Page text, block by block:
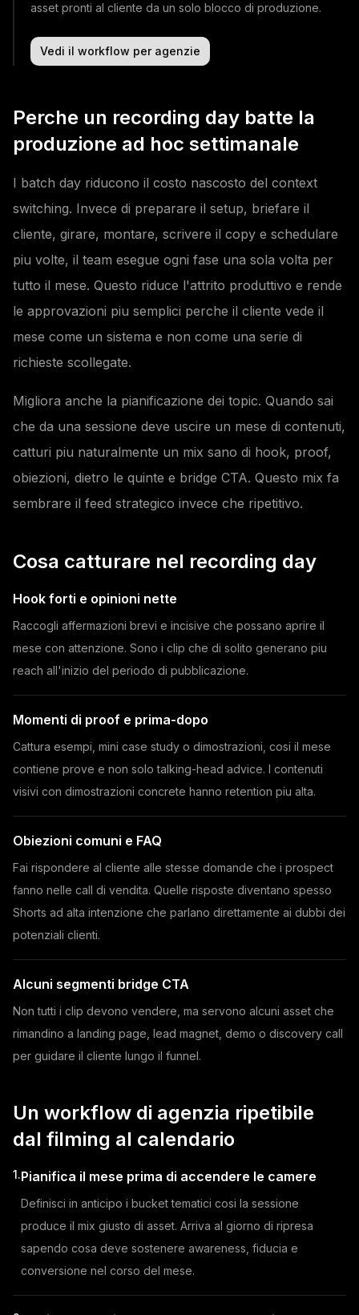
asset pronti al cliente da un solo blocco di produzione.
Vedi il workflow per agenzie
Perche un recording day batte la
produzione ad hoc settimanale
I batch day riducono il costo nascosto del context
switching. Invece di preparare il setup, briefare il
cliente, girare, montare, scrivere il copy e schedulare
piu volte, il team esegue ogni fase una sola volta per
tutto il mese. Questo riduce l'attrito produttivo e rende
le approvazioni piu semplici perche il cliente vede il
mese come un sistema e non come una serie di
richieste scollegate.
Migliora anche la pianificazione dei topic. Quando sai
che da una sessione deve uscire un mese di contenuti,
catturi piu naturalmente un mix sano di hook, proof,
obiezioni, dietro le quinte e bridge CTA. Questo mix fa
sembrare il feed strategico invece che ripetitivo.
Cosa catturare nel recording day
Hook forti e opinioni nette
Raccogli affermazioni brevi e incisive che possano aprire il
mese con attenzione. Sono i clip che di solito generano piu
reach all'inizio del periodo di pubblicazione.
Momenti di proof e prima-dopo
Cattura esempi, mini case study o dimostrazioni, cosi il mese
contiene prove e non solo talking-head advice. I contenuti
visivi con dimostrazioni concrete hanno retention piu alta.
Obiezioni comuni e FAQ
Fai rispondere al cliente alle stesse domande che i prospect
fanno nelle call di vendita. Quelle risposte diventano spesso
Shorts ad alta intenzione che parlano direttamente ai dubbi dei
potenziali clienti.
Alcuni segmenti bridge CTA
Non tutti i clip devono vendere, ma servono alcuni asset che
rimandino a landing page, lead magnet, demo o discovery call
per guidare il cliente lungo il funnel.
Un workflow di agenzia ripetibile
dal filming al calendario
1.Pianifica il mese prima di accendere le camere
Definisci in anticipo i bucket tematici cosi la sessione
produce il mix giusto di asset. Arriva al giorno di ripresa
sapendo cosa deve sostenere awareness, fiducia e
conversione nel corso del mese.